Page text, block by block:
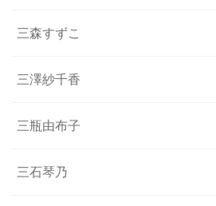
三森すずこ
三澤紗千香
三瓶由布子
三石琴乃